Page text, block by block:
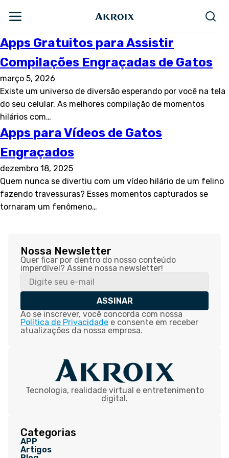
Apps Gratuitos para Assistir
Compilações Engraçadas de Gatos
março 5, 2026
Existe um universo de diversão esperando por você na tela
do seu celular. As melhores compilação de momentos
hilários com…
Apps para Vídeos de Gatos
Engraçados
dezembro 18, 2025
Quem nunca se divertiu com um vídeo hilário de um felino
fazendo travessuras? Esses momentos capturados se
tornaram um fenômeno…
Nossa Newsletter
Quer ficar por dentro do nosso conteúdo
imperdível? Assine nossa newsletter!
ASSINAR
Ao se inscrever, você concorda com nossa
Política de Privacidade e consente em receber
atualizações da nossa empresa.
Tecnologia, realidade virtual e entretenimento
digital.
Categorias
APP
Artigos